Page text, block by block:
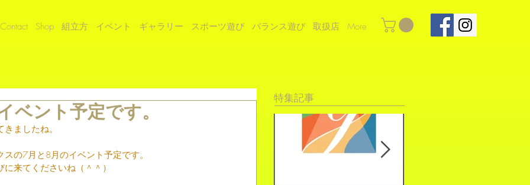
Contact Shop 組立方 イベント ギャラリー スポーツ遊び バランス遊び 取扱店 More
ベント予定です。
ましたね。
の7月と8月のイベント予定です。
来てくださいね（＾＾）
特集記事